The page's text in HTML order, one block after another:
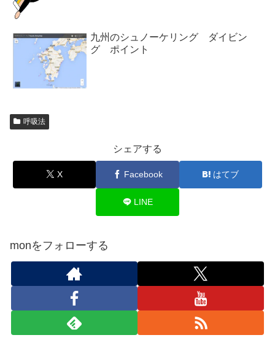
九州のシュノーケリング ダイビン
グ ポイント
呼吸法
シェアする
X Facebook はてブ
LINE
monをフォローする